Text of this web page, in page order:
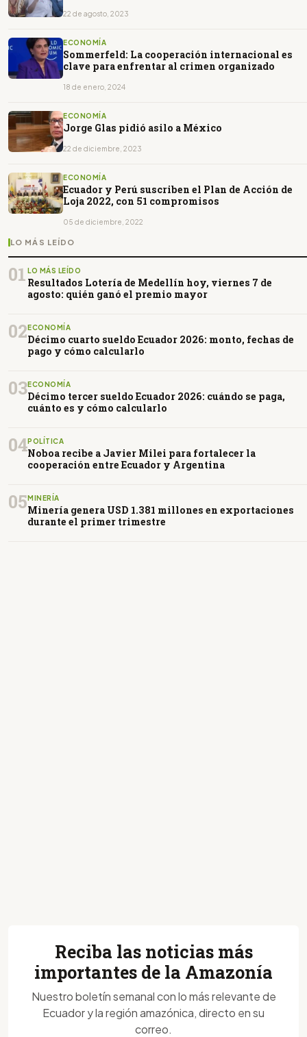
22 de agosto, 2023
ECONOMÍA
Sommerfeld: La cooperación internacional es
clave para enfrentar al crimen organizado
18 de enero, 2024
ECONOMÍA
Jorge Glas pidió asilo a México
22 de diciembre, 2023
ECONOMÍA
Ecuador y Perú suscriben el Plan de Acción de
Loja 2022, con 51 compromisos
05 de diciembre, 2022
LO MÁS LEÍDO
01 LO MÁS LEÍDO
Resultados Lotería de Medellín hoy, viernes 7 de
agosto: quién ganó el premio mayor
02ECONOMÍA
Décimo cuarto sueldo Ecuador 2026: monto, fechas de
pago y cómo calcularlo
03ECONOMÍA
Décimo tercer sueldo Ecuador 2026: cuándo se paga,
cuánto es y cómo calcularlo
04POLÍTICA
Noboa recibe a Javier Milei para fortalecer la
cooperación entre Ecuador y Argentina
05MINERÍA
Minería genera USD 1.381 millones en exportaciones
durante el primer trimestre
Reciba las noticias más
importantes de la Amazonía
Nuestro boletín semanal con lo más relevante de
Ecuador y la región amazónica, directo en su
correo.